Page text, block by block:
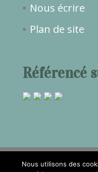
Nous écrire
Plan de site
Référencé
Nous utilisons des